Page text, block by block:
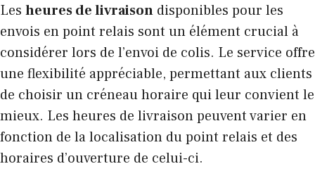
Les heures de livraison disponibles pour les
envois en point relais sont un élément crucial à
considérer lors de l’envoi de colis. Le service offre
une flexibilité appréciable, permettant aux clients
de choisir un créneau horaire qui leur convient le
mieux. Les heures de livraison peuvent varier en
fonction de la localisation du point relais et des
horaires d’ouverture de celui-ci.